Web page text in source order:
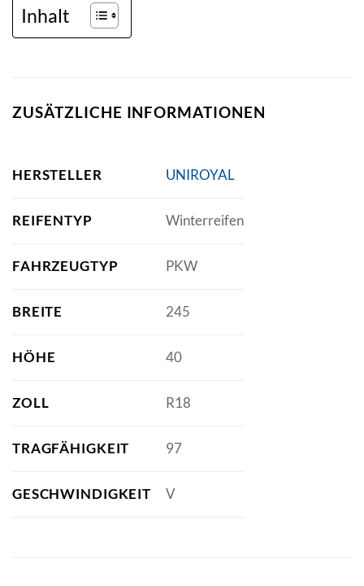
Inhalt
ZUSÄTZLICHE INFORMATIONEN
HERSTELLER UNIROYAL
REIFENTYP Winterreifen
FAHRZEUGTYP PKW
BREITE 245
HÖHE 40
ZOLL R18
TRAGFÄHIGKEIT 97
GESCHWINDIGKEIT V